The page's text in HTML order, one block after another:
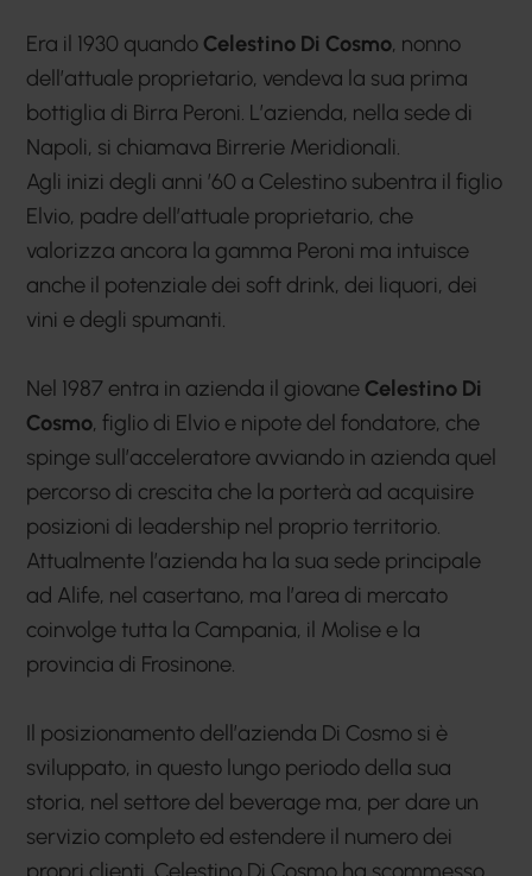
Era il 1930 quando Celestino Di Cosmo, nonno
dell’attuale proprietario, vendeva la sua prima
bottiglia di Birra Peroni. L’azienda, nella sede di
Napoli, si chiamava Birrerie Meridionali.
Agli inizi degli anni ’60 a Celestino subentra il figlio
Elvio, padre dell’attuale proprietario, che
valorizza ancora la gamma Peroni ma intuisce
anche il potenziale dei soft drink, dei liquori, dei
vini e degli spumanti.
Nel 1987 entra in azienda il giovane Celestino Di
Cosmo, figlio di Elvio e nipote del fondatore, che
spinge sull’acceleratore avviando in azienda quel
percorso di crescita che la porterà ad acquisire
posizioni di leadership nel proprio territorio.
Attualmente l’azienda ha la sua sede principale
ad Alife, nel casertano, ma l’area di mercato
coinvolge tutta la Campania, il Molise e la
provincia di Frosinone.
Il posizionamento dell’azienda Di Cosmo si è
sviluppato, in questo lungo periodo della sua
storia, nel settore del beverage ma, per dare un
servizio completo ed estendere il numero dei